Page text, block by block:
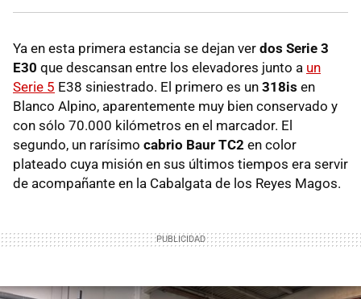
Ya en esta primera estancia se dejan ver dos Serie 3
E30 que descansan entre los elevadores junto a un
Serie 5 E38 siniestrado. El primero es un 318is en
Blanco Alpino, aparentemente muy bien conservado y
con sólo 70.000 kilómetros en el marcador. El
segundo, un rarísimo cabrio Baur TC2 en color
plateado cuya misión en sus últimos tiempos era servir
de acompañante en la Cabalgata de los Reyes Magos.